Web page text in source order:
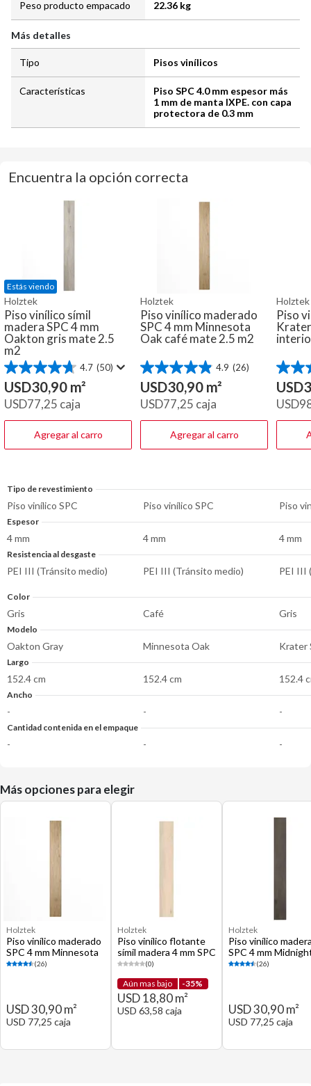
Peso producto empacado 22.36 kg
Más detalles
Tipo Pisos vinílicos
Características
Piso SPC 4.0 mm espesor más
1 mm de manta IXPE. con capa
protectora de 0.3 mm
Encuentra la opción correcta
Estás viendo
Holztek
Piso vinílico símil
madera SPC 4 mm
Oakton gris mate 2.5
m2
4.7 (50)
4.7
de
5
estrellas.
50
reseñas
USD30,90 m²
USD77,25 caja
Agregar al carro
Holztek
Piso vinílico maderado
SPC 4 mm Minnesota
Oak café mate 2.5 m2
4.9 (26)
4.9
de
5
estrellas.
26
reseñas
USD30,90 m²
USD77,25 caja
Agregar al carro
Holztek
Piso
4.2
de
5
13
USD
USD
Tipo de revestimiento
Piso vinílico SPC Piso vinílico SPC Piso
Espesor
4 mm 4 mm 4 mm
Resistencia al desgaste
PEI III (Tránsito medio) PEI III (Tránsito medio) PEI III
Color
Gris Café Gris
Modelo
Oakton Gray Minnesota Oak Krater
Largo
152.4 cm 152.4 cm 152.4
Ancho
- - -
Cantidad contenida en el empaque
- - -
Más opciones para elegir
Holztek
Piso vinílico maderado
SPC 4 mm Minnesota
Oak café mate 2.5 m2
(26)
USD 30,90 m²
USD 77,25 caja
Holztek
Piso vinílico flotante
símil madera 4 mm SPC
2.2 m2(0)
Aún mas bajo -35%
USD 18,80 m²
USD 63,58 caja
Holztek
Piso vinílico
SPC 4 mm
Oak gris mate 2.5
(26)
USD 30,90 m²
USD 77,25 caja